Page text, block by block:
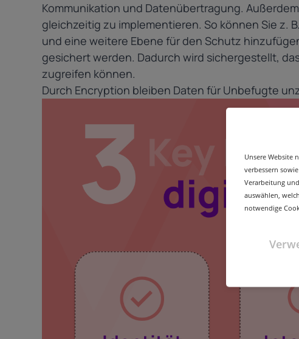
Kommunikation und Datenübertragung.
gleichzeitig zu implementieren. So können Sie z. B.
und eine weitere Ebene für den Schutz
gesichert werden. Dadurch wird sichergestellt,
zugreifen können.
Durch Encryption bleiben Daten für Unbefugte
Unsere Website
verbessern
Verarbeitung
auswählen,
notwendige